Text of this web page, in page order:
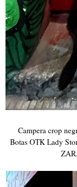
Campera crop
Botas OTK Lady